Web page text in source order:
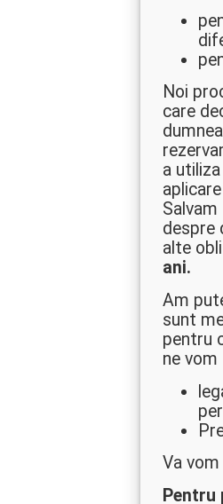
Noi
care
a
despre
alte
ani.
Am
sunt
pentru
ne vom
Va